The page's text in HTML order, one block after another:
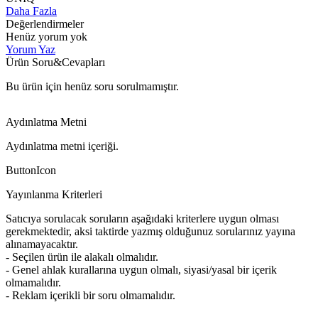
Daha Fazla
Değerlendirmeler
Henüz yorum yok
Yorum Yaz
Ürün Soru&Cevapları
Bu ürün için henüz soru sorulmamıştır.
Aydınlatma Metni
Aydınlatma metni içeriği.
ButtonIcon
Yayınlanma Kriterleri
Satıcıya sorulacak soruların aşağıdaki kriterlere uygun olması
gerekmektedir, aksi taktirde yazmış olduğunuz sorularınız yayına
alınamayacaktır.
- Seçilen ürün ile alakalı olmalıdır.
- Genel ahlak kurallarına uygun olmalı, siyasi/yasal bir içerik
olmamalıdır.
- Reklam içerikli bir soru olmamalıdır.